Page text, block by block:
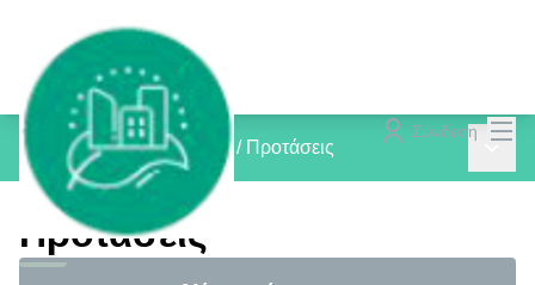
Σύνδεση
inCOMMON PROJECTS / Προτάσεις Main
Προτάσεις